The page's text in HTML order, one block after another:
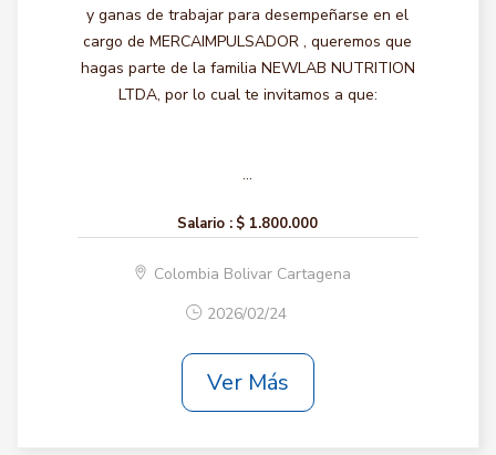
y ganas de trabajar para desempeñarse en el
cargo de MERCAIMPULSADOR , queremos que
hagas parte de la familia NEWLAB NUTRITION
LTDA, por lo cual te invitamos a que:
...
Salario : $ 1.800.000
Colombia Bolivar Cartagena
2026/02/24
Ver Más